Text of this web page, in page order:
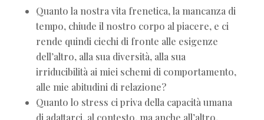
Quanto la nostra vita frenetica, la mancanza di
tempo, chiude il nostro corpo al piacere, e ci
rende quindi ciechi di fronte alle esigenze
dell’altro, alla sua diversità, alla sua
irriducibilità ai miei schemi di comportamento,
alle mie abitudini di relazione?
Quanto lo stress ci priva della capacità umana
di adattarci, al contesto, ma anche all’altro,